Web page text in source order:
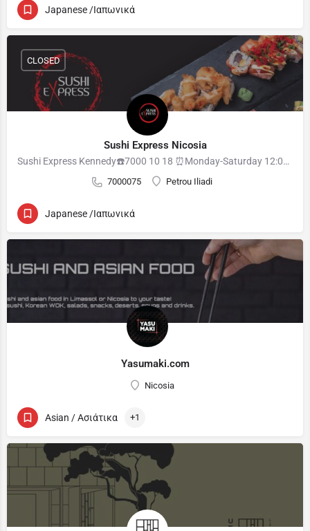
Japanese /Ιαπωνικά
Sushi Express Nicosia
Sushi Express Kennedy☎️7000 10 18 ⏰Monday-Saturday 12:00-22:30
7000075 Petrou Iliadi
CLOSED
Japanese /Ιαπωνικά
Yasumaki.com
Nicosia
Asian / Ασιάτικα +1